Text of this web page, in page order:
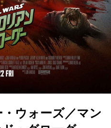
ウォーズ／マン